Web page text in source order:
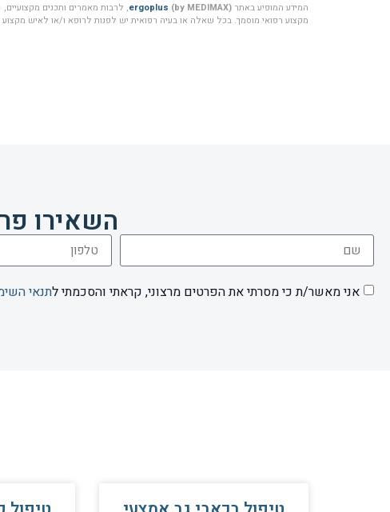
המידע המופיע באתר ergoplus (by MEDIMAX)
, לרבות מאמרים ותכנים מקצועיים,
מקצוע רפואי מוסמך. בכל שאלה או בעיה רפואית יש לפנות לרופא ו/או לאיש
השאירו
אני מאשר/ת כי מסרתי את הפרטים מרצוני, קראתי והסכמתי לתנאי